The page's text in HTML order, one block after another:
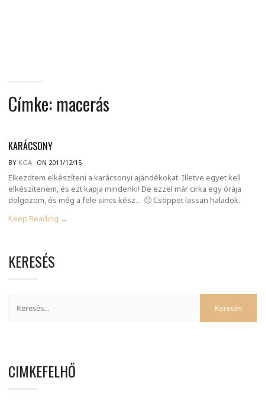
Címke: macerás
KARÁCSONY
BY KGA ON 2011/12/15
Elkezdtem elkészíteni a karácsonyi ajándékokat. Illetve egyet kell
elkészítenem, és ezt kapja mindenki! De ezzel már cirka egy órája
dolgozom, és még a fele sincs kész… 🙁 Csöppet lassan haladok.
Keep Reading →
KERESÉS
CIMKEFELHŐ